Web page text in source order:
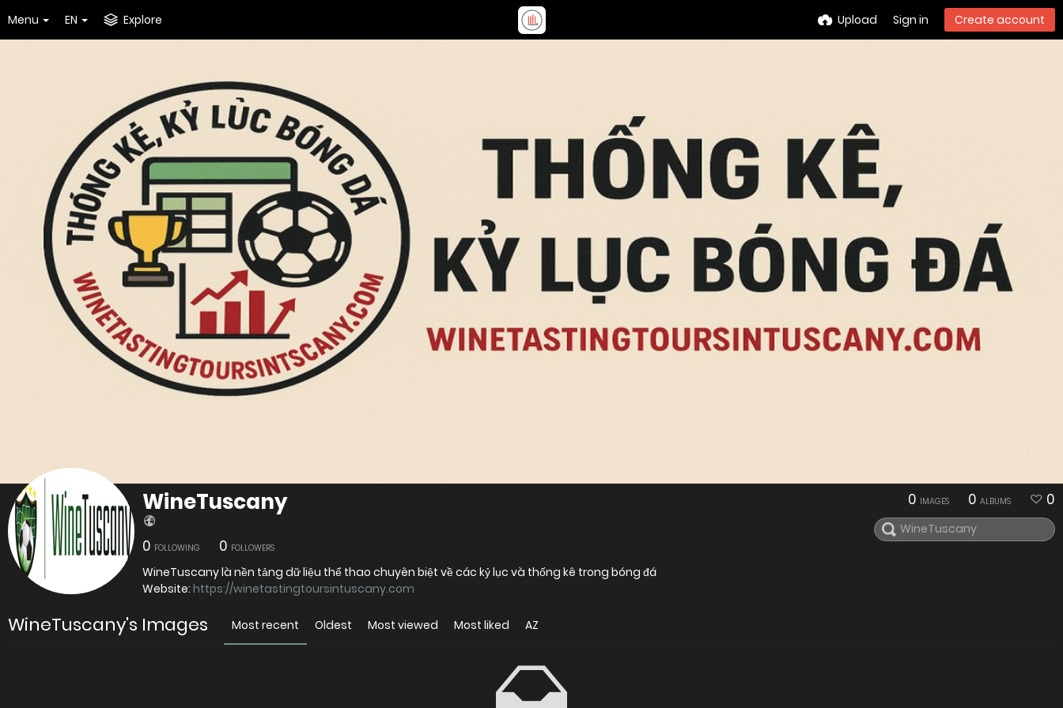
Menu EN Explore Upload Sign in Create account
WineTuscany
0 FOLLOWING 0 FOLLOWERS
WineTuscany là nền tảng dữ liệu thể thao chuyên biệt về các kỷ lục và thống kê trong bóng đá
Website: https://winetastingtoursintuscany.com
0 IMAGES 0 ALBUMS 0
WineTuscany's Images Most recent Oldest Most viewed Most liked AZ